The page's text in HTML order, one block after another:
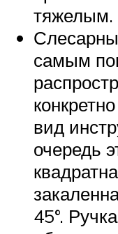
тяжелым.
самым
вид
очередь
45°.